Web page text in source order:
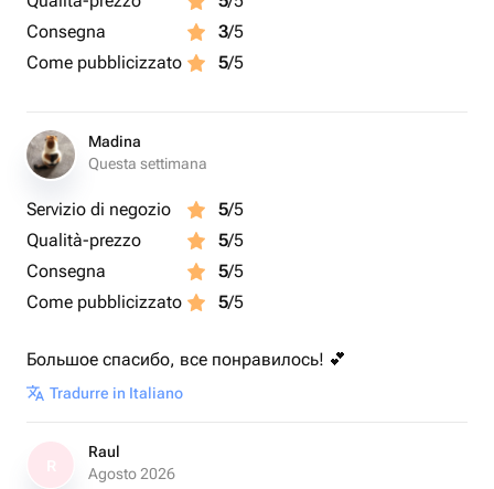
Consegna
3/5
Come pubblicizzato
5/5
Madina
Questa settimana
Servizio di negozio 5/5
Qualità-prezzo
5/5
Consegna
5/5
Come pubblicizzato
5/5
Большое спасибо, все понравилось! 💕
Tradurre in Italiano
Raul
Agosto 2026